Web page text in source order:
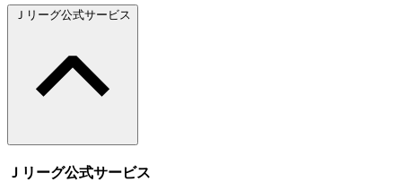
Ｊリーグ公式サービス
Ｊリーグ公式サービス